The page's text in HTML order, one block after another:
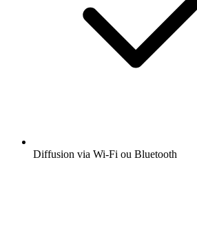
Diffusion via Wi-Fi ou Bluetooth